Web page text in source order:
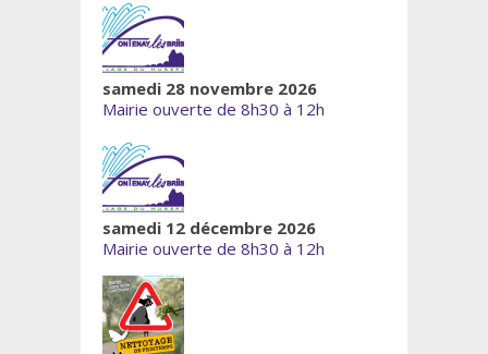
samedi 28 novembre 2026
Mairie ouverte de 8h30 à 12h
samedi 12 décembre 2026
Mairie ouverte de 8h30 à 12h